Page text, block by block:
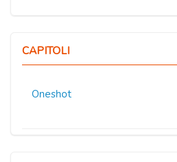
CAPITOLI
Oneshot